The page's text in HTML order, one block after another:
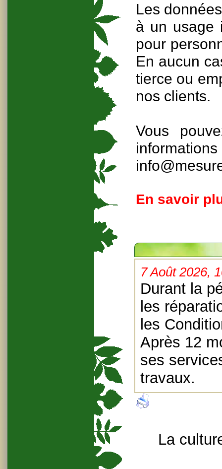
Les
à un usage
pour
En aucun
tierce ou
nos clients.
Vous
En savoir
7 Août 2026,
Durant la
les
les
Après 12
ses
travaux.
La